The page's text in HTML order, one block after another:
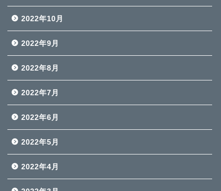
2022年10月
2022年9月
2022年8月
2022年7月
2022年6月
2022年5月
2022年4月